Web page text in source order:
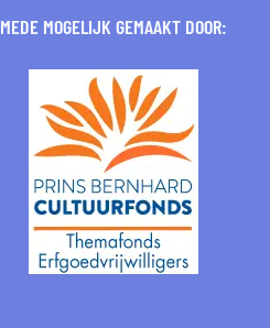
MEDE MOGELIJK GEMAAKT DOOR: